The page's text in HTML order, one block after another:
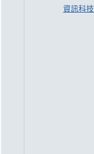
資訊科技